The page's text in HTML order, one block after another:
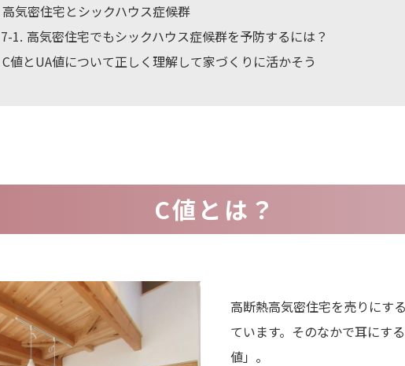
高気密住宅とシックハウス症候群
7-1 高気密住宅でもシックハウス症候群を予防するには？
C値とUA値について正しく理解して家づくりに活かそう
C値とは？
高断熱高気密住宅を売りにす
ています。 そのなかで耳にす
値」。